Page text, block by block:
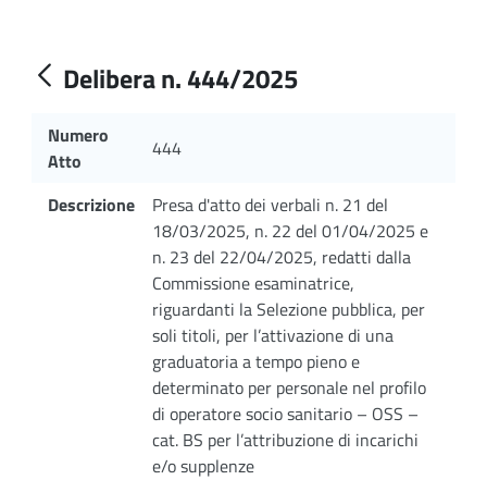
Delibera n. 444/2025
Numero
Atto
444
Descrizione
Presa d'atto dei verbali n. 21 del
18/03/2025, n. 22 del 01/04/2025 e
n. 23 del 22/04/2025, redatti dalla
Commissione esaminatrice,
riguardanti la Selezione pubblica, per
soli titoli, per l’attivazione di una
graduatoria a tempo pieno e
determinato per personale nel profilo
di operatore socio sanitario – OSS –
cat. BS per l’attribuzione di incarichi
e/o supplenze